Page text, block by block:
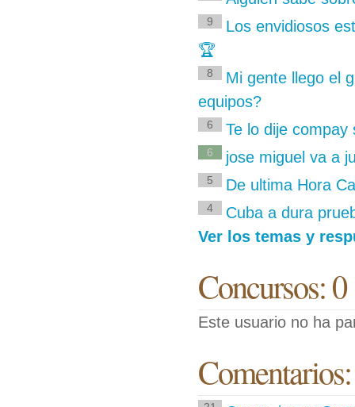
9
Los envidiosos
🏆
8
Mi gente llego el
equipos?
6 Te lo dije
6 jose miguel va a
5 De ultima Hora
4
Cuba a dura
Ver los temas y
Concursos: 0
Este usuario no ha